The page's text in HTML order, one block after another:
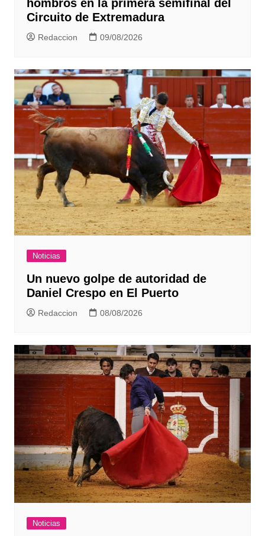
hombros en la primera semifinal del
Circuito de Extremadura
Redaccion 09/08/2026
Noticias
Un nuevo golpe de autoridad de
Daniel Crespo en El Puerto
Redaccion 08/08/2026
Noticias